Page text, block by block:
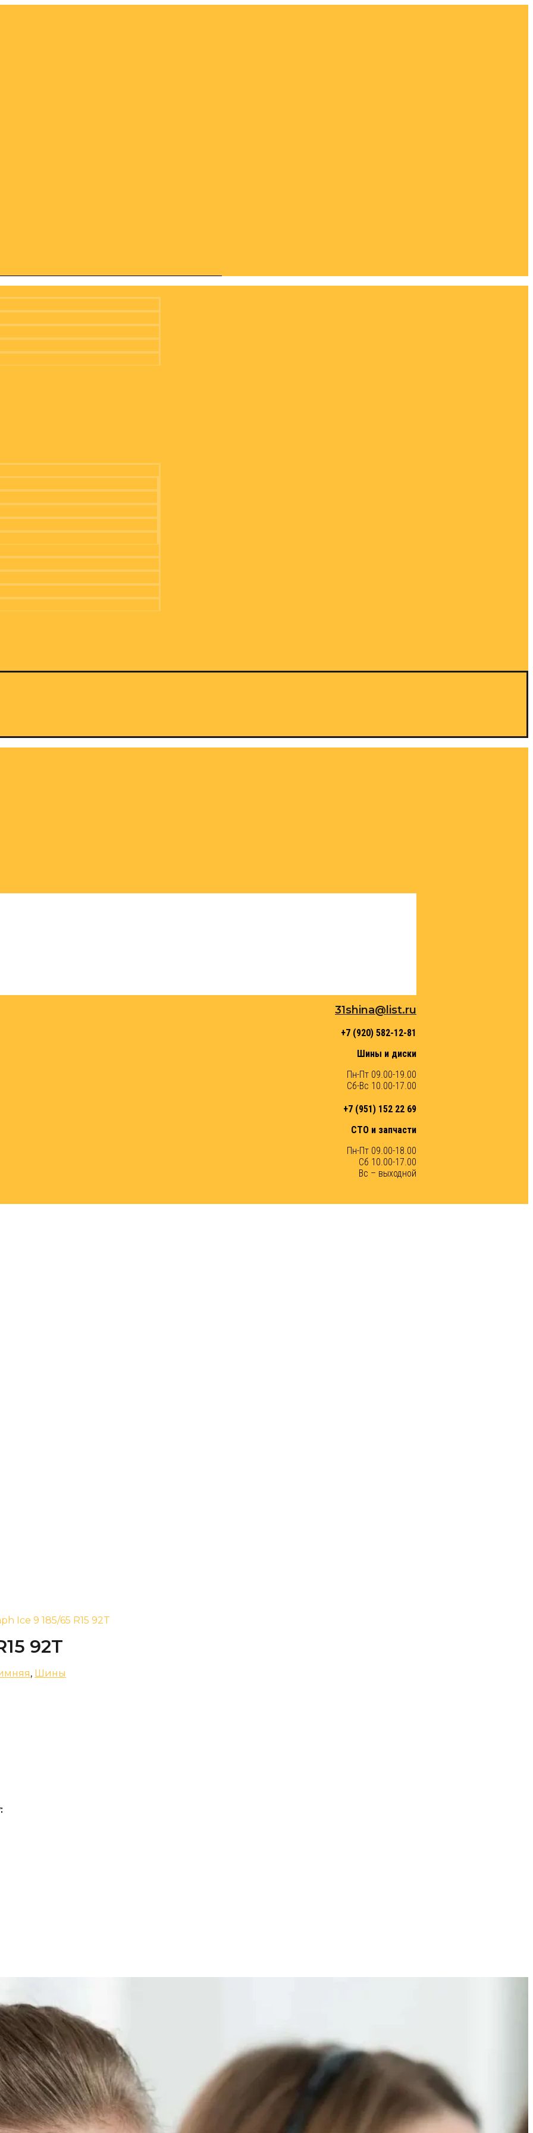
31shina@list.ru
+7 (920) 582-12-81
Шины и диски
Пн-Пт 09.00-19.00
Сб-Вс 10.00-17.00
+7 (951) 152 22 69
СТО и запчасти
Пн-Пт 09.00-18.00
Сб 10.00-17.00
Вс – выходной
Ice 9 185/65 R15 92T
92T
, Шины